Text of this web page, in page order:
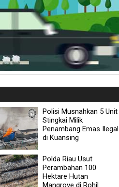
Polisi Musnahkan 5 Unit
Stingkai Milik
Penambang Emas Ilegal
di Kuansing
Polda Riau Usut
Perambahan 100
Hektare Hutan
Mangrove di Rohil